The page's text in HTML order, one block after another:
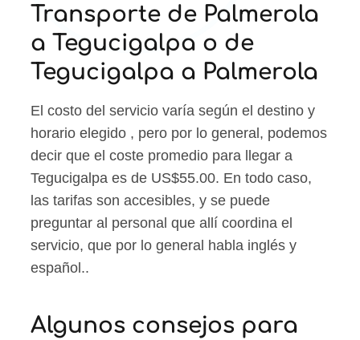
Transporte de Palmerola
a Tegucigalpa o de
Tegucigalpa a Palmerola
El costo del servicio varía según el destino y
horario elegido , pero por lo general, podemos
decir que el coste promedio para llegar a
Tegucigalpa es de US$55.00. En todo caso,
las tarifas son accesibles, y se puede
preguntar al personal que allí coordina el
servicio, que por lo general habla inglés y
español..
Algunos consejos para